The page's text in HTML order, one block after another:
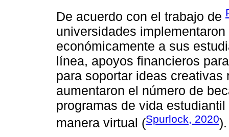
De acuerdo con el trabajo de
universidades
económicamente a sus
línea, apoyos financieros
para soportar ideas
aumentaron el número de
programas de vida
manera virtual (Spurlock, 2020).